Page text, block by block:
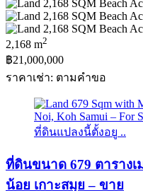
2,168 m2
฿21,000,000
ราคาเช่า: ตามคําขอ
ที่ดินแปลงนี้ตั้งอยู ..
ที่ดินขนาด 679 ตารางเ
น้อย เกาะสมุย – ขาย